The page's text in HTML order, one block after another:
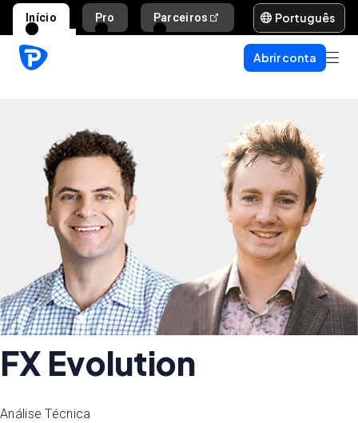
Início Pro Parceiros Ajuda e suporte
Português
Abrir conta
FX Evolution
Análise Técnica